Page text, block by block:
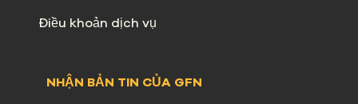
Điều khoản dịch vụ
NHẬN BẢN TIN CỦA GFN